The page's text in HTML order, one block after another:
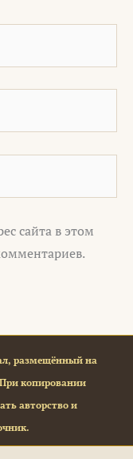
сайта в этом
размещённый на
копировании
авторство и